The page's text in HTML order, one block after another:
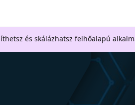
és skálázhatsz felhőalapú